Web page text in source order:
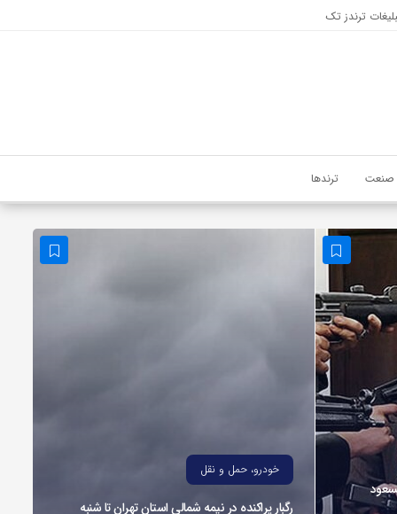
ترندز تک
صنعت ترندها
خودرو، حمل و نقل
رگبار پراکنده در نیمه شمالی استان تهران تا شنبه